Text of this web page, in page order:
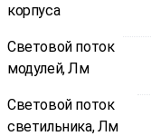
корпуса
Световой поток
модулей, Лм
Световой поток
светильника, Лм